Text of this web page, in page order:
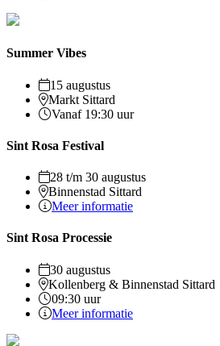
Summer Vibes
15 augustus
Markt Sittard
Vanaf 19:30 uur
Sint Rosa Festival
28 t/m 30 augustus
Binnenstad Sittard
Meer informatie
Sint Rosa Processie
30 augustus
Kollenberg & Binnenstad Sittard
09:30 uur
Meer informatie